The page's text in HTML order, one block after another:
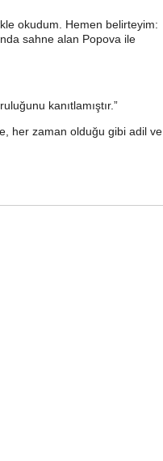
okudum. Hemen belirteyim:
sahne alan Popova ile
kanıtlamıştır.”
her zaman olduğu gibi adil ve